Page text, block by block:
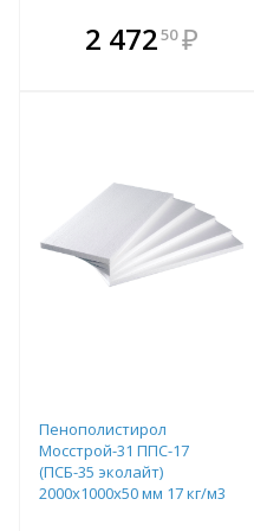
2 47250 ₽
В комплекте
всегда выгоднее!
Пенополистирол
Мосстрой-31 ППС-17
(ПСБ-35 эколайт)
2000х1000х50 мм 17 кг/м3